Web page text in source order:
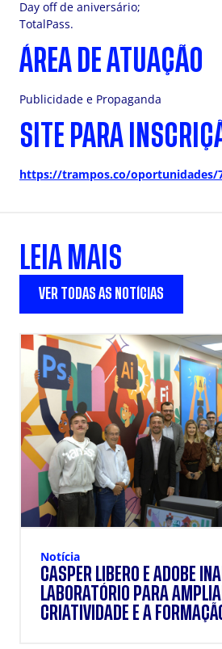
Day off de aniversário;
TotalPass.
ÁREA DE ATUAÇÃO
Publicidade e Propaganda
SITE PARA
https://trampos.co/oportunidades/
LEIA MAIS
VER TODAS AS NOTÍCIAS
Notícia
CÁSPER LÍBERO E ADOBE
LABORATÓRIO PARA
CRIATIVIDADE E A